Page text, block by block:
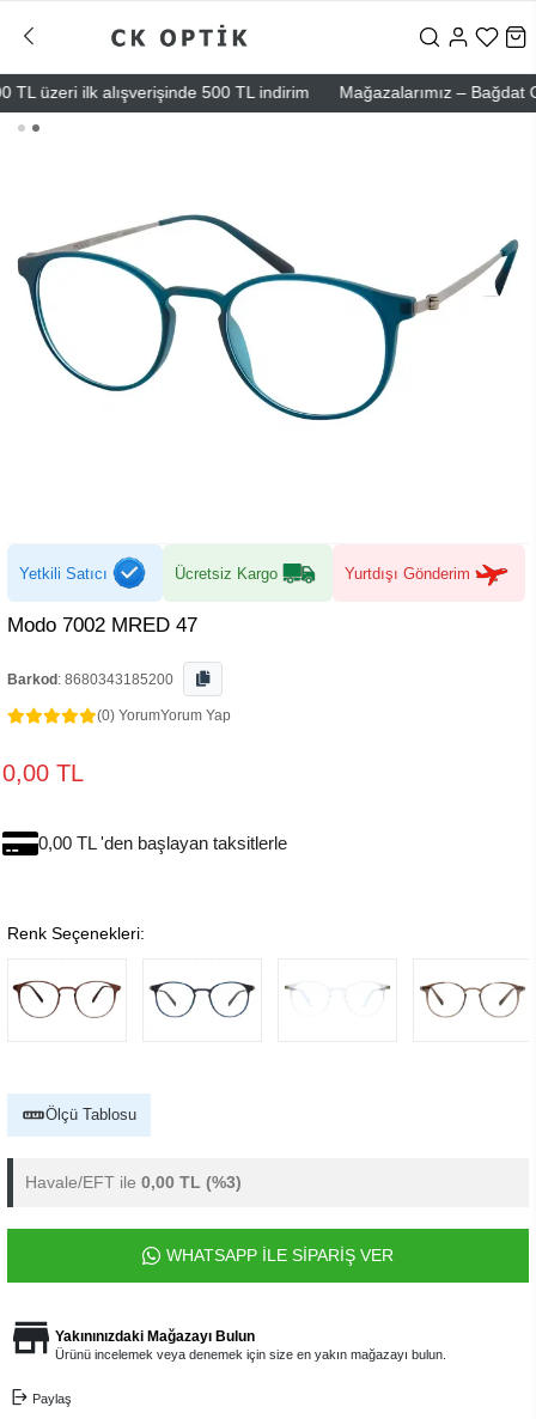
üzeri ilk alışverişinde 500 TL indirim Mağazalarımız – Bağdat
Yetkili Satıcı Ücretsiz Kargo Yurtdışı Gönderim
Modo 7002 MRED 47
Barkod : 8680343185200
(0) YorumYorum Yap
0,00 TL
0,00 TL 'den başlayan taksitlerle
Renk Seçenekleri:
Ölçü Tablosu
Havale/EFT ile 0,00 TL (%3)
WHATSAPP İLE SİPARİŞ VER
Yakınınızdaki Mağazayı Bulun
Ürünü incelemek veya denemek için size en yakın mağazayı bulun.
Paylaş